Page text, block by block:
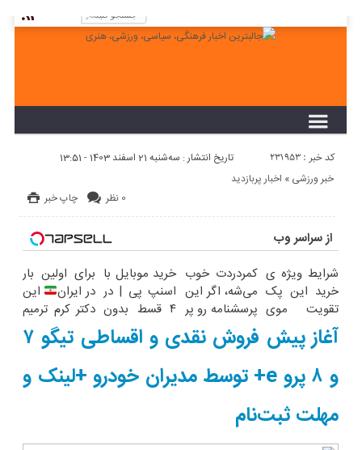
برويد و منوي خود را ايجاد كنيد!
کد خبر : 231953 تاریخ انتشار : سه‌شنبه 21 اسفند 1403 - 13:51
چاپ خبر 0 نظر
اخبار پربازدید « خبر ورزشی
از سراسر وب
شرایط ویژه ی
خرید این پک
تقویت موی
آلمانی رو از
دست نده
کمردردت خوب
می‌شه، اگر این
پرسشنامه رو پر
کنی!!
خرید موبایل با
اسنپ پی | در
۴ قسط بدون
سود و کارمزد!
برای اولین بار
در ایران
این
دکتر کرم ترمیم
کننده 23 روزه
ساخت!
آغاز پیش‌ فروش نقدی و اقساطی تیگو ۷
و ۸ پرو e+ توسط مدیران خودرو +لینک و
مهلت ثبت‌نام